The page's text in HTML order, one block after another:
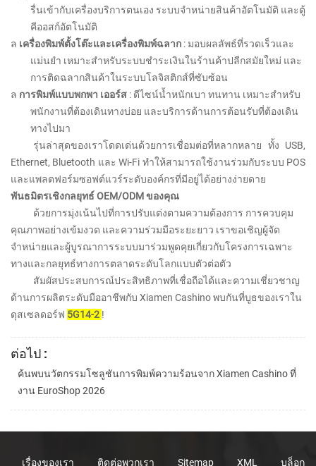
รื่นเข้ากับเครื่องบริการตนเอง ระบบจำหน่ายสินค้าอัตโนมัติ และตู้
คีออสก์อัตโนมัติ
ล เครื่องพิมพ์ตั้งโต๊ะและเครื่องพิมพ์ฉลาก : มอบผลลัพธ์ที่รวดเร็วและ
แม่นยำ เหมาะสำหรับระบบชำระเงินในร้านค้าปลีกสมัยใหม่ และ
การติดฉลากสินค้าในระบบโลจิสติกส์ที่ซับซ้อน
ล การพิมพ์แบบพกพา เออร์ส : ดีไซน์น้ำหนักเบา ทนทาน เหมาะสำหรับ
พนักงานที่ต้องเดินทางบ่อย และบริการด้านการต้อนรับที่ต้องเดิน
ทางไปมา
รุ่นล่าสุดของเราโดดเด่นด้วยการเชื่อมต่อที่หลากหลาย ทั้ง USB,
Ethernet, Bluetooth และ Wi-Fi ทำให้สามารถใช้งานร่วมกับระบบ POS
และแพลตฟอร์มซอฟต์แวร์ระดับองค์กรที่มีอยู่ได้อย่างง่ายดาย
พันธมิตรเชิงกลยุทธ์ OEM/ODM ของคุณ
ด้วยการมุ่งเน้นไปที่การปรับแต่งตามความต้องการ การควบคุม
คุณภาพอย่างเข้มงวด และความร่วมมือระยะยาว เราขอเชิญผู้จัด
จำหน่ายและผู้บูรณาการระบบมาร่วมพูดคุยเกี่ยวกับโครงการเฉพาะ
ทางและกลยุทธ์ทางการตลาดระดับโลกแบบตัวต่อตัว
สัมผัสประสบการณ์ประสิทธิภาพที่เชื่อถือได้และความเชี่ยวชาญ
ด้านการผลิตระดับมืออาชีพกับ Xiamen Cashino พบกันที่บูธของเราใน
ดุสเซลดอร์ฟ 5G14-2 !
ต่อไป :
ค้นพบนวัตกรรมโซลูชันการพิมพ์ความร้อนจาก Xiamen Cashino ที่
งาน EuroShop 2026
เรื่องของเรา ติดต่อพวกเรา Sitemap XML บล็อก